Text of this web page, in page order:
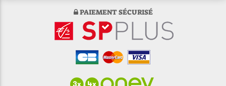
PAIEMENT SÉCURISÉ